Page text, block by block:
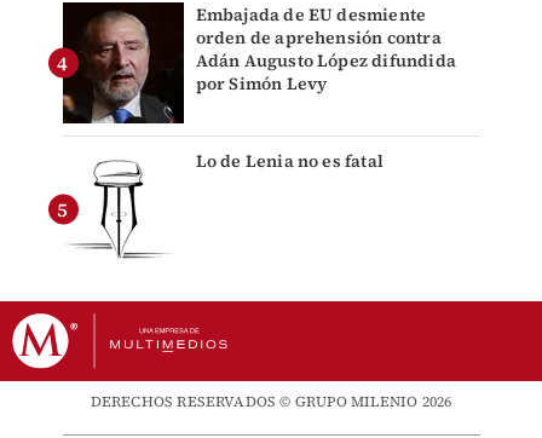
Embajada de EU desmiente
orden de aprehensión contra
Adán Augusto López difundida
por Simón Levy
Lo de Lenia no es fatal
DERECHOS RESERVADOS © GRUPO MILENIO 2026